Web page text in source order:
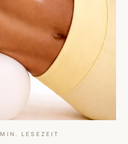
MIN. LESEZEIT